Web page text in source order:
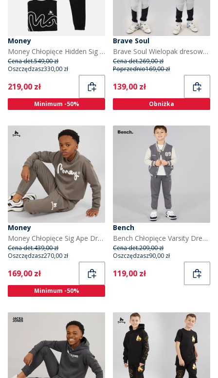
Money
Money Chłopięce Hidden Sig Dresy Czarny
Cena det.549,00 zł
Oszczędzasz330,00 zł
Current
219,00 zł
Minimum -50%
Brave Soul
Brave Soul Wielopak dresowy i kamizelka dla chłopca kolor Multi
Cena det.269,00 zł
Poprzednio169,00 zł
Current
139,00 zł
Obniżka
Money
Money Chłopięce Sig Ape Dresy Szary
Cena det.439,00 zł
Oszczędzasz270,00 zł
Current
169,00 zł
Minimum -50%
Bench
Bench Chłopięce Varsity Dresy Szary
Cena det.209,00 zł
Oszczędzasz90,00 zł
Current
119,00 zł